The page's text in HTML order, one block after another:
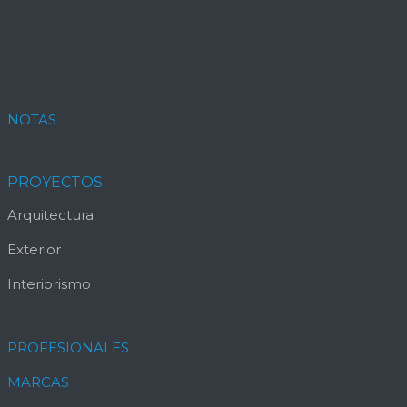
NOTAS
PROYECTOS
Arquitectura
Exterior
Interiorismo
PROFESIONALES
MARCAS